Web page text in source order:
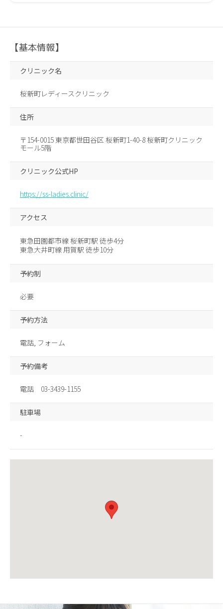
【基本情報】
クリニック名
桜新町レディースクリニック
住所
〒154-0015 東京都世田谷区 桜新町1-40-8 桜新町クリニック
モール5階
クリニック公式HP
https://ss-ladies.clinic/
アクセス
東急田園都市線 桜新町駅 徒歩4分
東急大井町線 用賀駅 徒歩10分
予約制
必要
予約方法
電話, フォーム
予約備考
電話 03-3439-1155
駐車場
-